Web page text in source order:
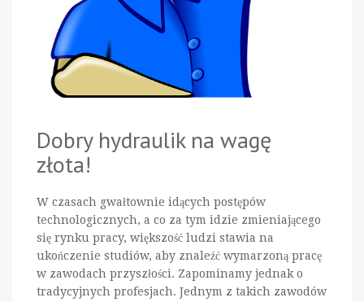
Dobry hydraulik na wagę
złota!
W czasach gwałtownie idących postępów
technologicznych, a co za tym idzie zmieniającego
się rynku pracy, większość ludzi stawia na
ukończenie studiów, aby znaleźć wymarzoną pracę
w zawodach przyszłości. Zapominamy jednak o
tradycyjnych profesjach. Jednym z takich zawodów